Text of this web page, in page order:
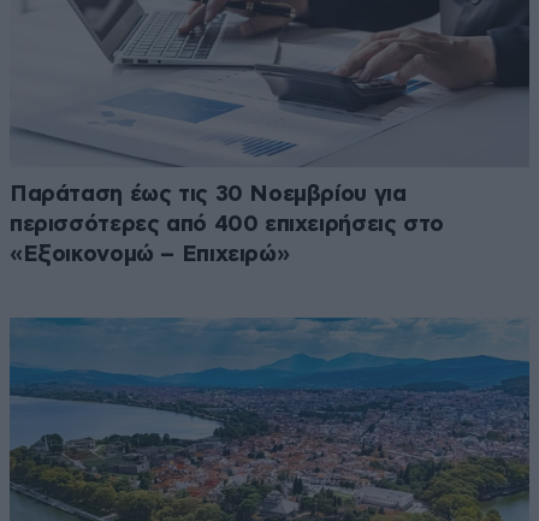
Παράταση έως τις 30 Νοεμβρίου για
περισσότερες από 400 επιχειρήσεις στο
«Εξοικονομώ – Επιχειρώ»